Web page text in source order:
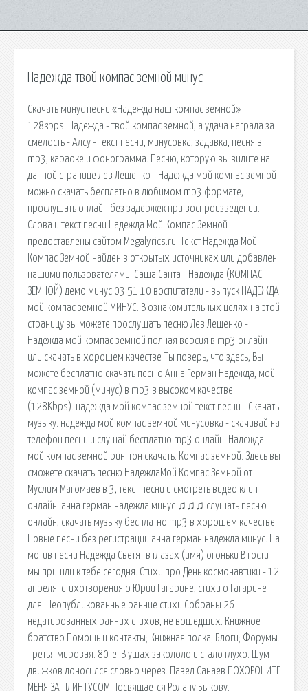
Надежда твой компас земной минус
Скачать минус песни «Надежда наш компас земной»
128kbps. Надежда - твой компас земной, а удача награда за
смелость - Алсу - текст песни, минусовка, задавка, песня в
mp3, караоке и фонограмма. Песню, которую вы видите на
данной странице Лев Лещенко - Надежда мой компас земной
можно скачать бесплатно в любимом mp3 формате,
прослушать онлайн без задержек при воспроизведении.
Слова и текст песни Надежда Мой Компас Земной
предоставлены сайтом Megalyrics.ru. Текст Надежда Мой
Компас Земной найден в открытых источниках или добавлен
нашими пользователями. Саша Санта - Надежда (КОМПАС
ЗЕМНОЙ) демо минус 03:51 10 воспитатели - выпуск НАДЕЖДА
мой компас земной МИНУС. В ознакомительных целях на этой
страницу вы можете прослушать песню Лев Лещенко -
Надежда мой компас земной полная версия в mp3 онлайн
или скачать в хорошем качестве Ты поверь, что здесь, Вы
можете бесплатно скачать песню Анна Герман Надежда, мой
компас земной (минус) в mp3 в высоком качестве
(128Kbps). надежда мой компас земной текст песни - Скачать
музыку. надежда мой компас земной минусовка - скачивай на
телефон песни и слушай бесплатно mp3 онлайн. Надежда
мой компас земной рингтон скачать. Компас земной. Здесь вы
сможете скачать песню НадеждаМой Компас Земной от
Муслим Магомаев в 3, текст песни и смотреть видео клип
онлайн. анна герман надежда минус ♫♫♫ слушать песню
онлайн, скачать музыку бесплатно mp3 в хорошем качестве!
Новые песни без регистрации анна герман надежда минус. На
мотив песни Надежда Светят в глазах (имя) огоньки В гости
мы пришли к тебе сегодня. Стихи про День космонавтики - 12
апреля. cтихотворения о Юрии Гагарине, стихи о Гагарине
для. Неопубликованные ранние стихи Собраны 26
недатированных ранних стихов, не вошедших. Книжное
братство Помощь и контакты; Книжная полка; Блоги; Форумы.
Третья мировая. 80-е. В ушах закололо и стало глухо. Шум
движков доносился словно через. Павел Санаев ПОХОРОНИТЕ
МЕНЯ ЗА ПЛИНТУСОМ Посвящается Ролану Быкову.